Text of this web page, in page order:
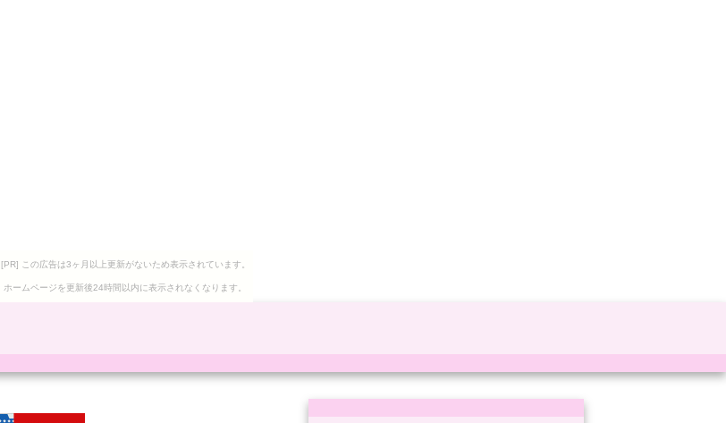
[PR] この広告は3ヶ月以上更新がないため表示されています。
ホームページを更新後24時間以内に表示されなくなります。